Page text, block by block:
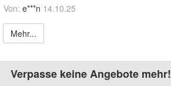
Von: e***n 14.10.25
Mehr...
Verpasse keine Angebote mehr!